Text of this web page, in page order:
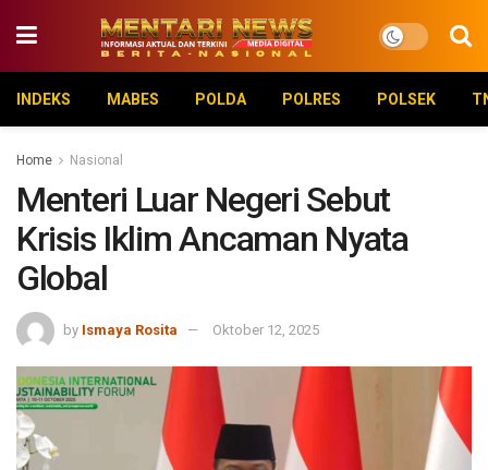
INDEKS MABES POLDA POLRES POLSEK
Home Nasional
Menteri Luar Negeri Sebut
Krisis Iklim Ancaman Nyata
Global
by Ismaya Rosita Oktober 12, 2025